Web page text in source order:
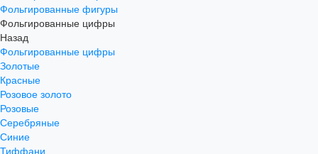
Фольгированные фигуры
Фольгированные цифры
Назад
Фольгированные цифры
Золотые
Красные
Розовое золото
Розовые
Серебряные
Синие
Тиффани